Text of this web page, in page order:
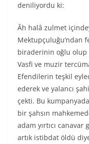
deniliyordu ki:
Âh halâ zulmet
Mektupçuluğu’ndan
biraderinin oğlu olup
Vasfi ve muzir
Efendilerin teşkil
ederek ve yalancı
çekti. Bu
bir şahsın
adam yırtıcı
artık istibdat öldü